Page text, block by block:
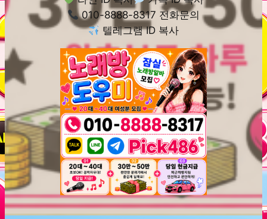
010-8888-8317 전화문의
텔레그램 ID 복사